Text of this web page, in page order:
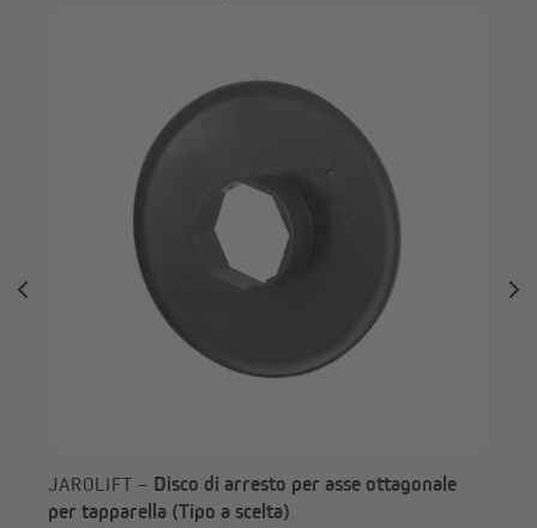
JAROLIFT – Disco di arresto per asse ottagonale
per tapparella (Tipo a scelta)